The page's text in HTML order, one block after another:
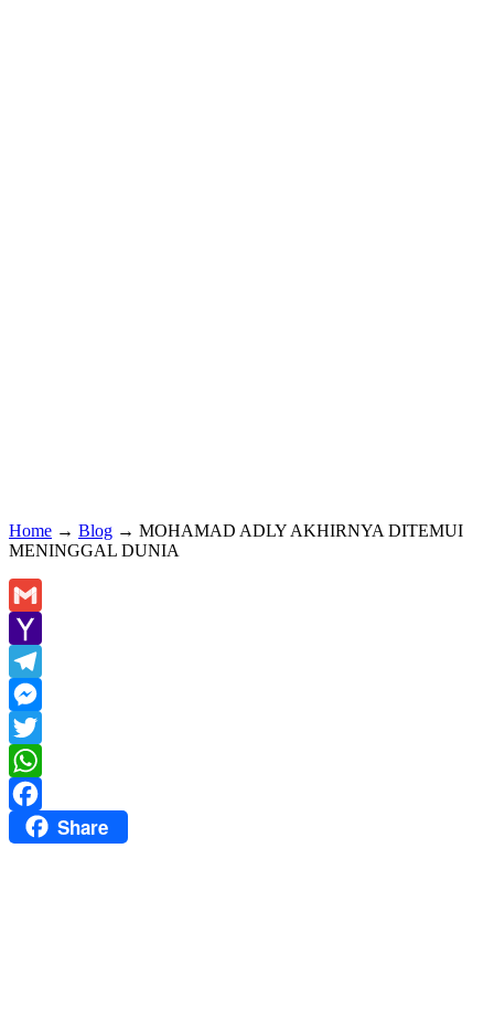
Home → Blog → MOHAMAD ADLY AKHIRNYA DITEMUI
MENINGGAL DUNIA
Gmail
Yahoo
Mail
Telegram
Messenger
Twitter
WhatsApp
FacebookShare